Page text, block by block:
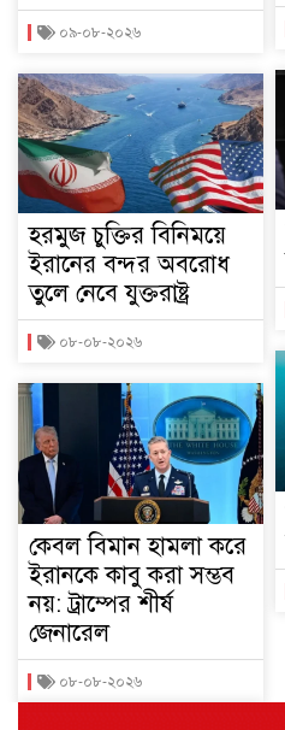
০৯-০৮-২০২৬
হরমুজ চুক্তির বিনিময়ে
ইরানের বন্দর অবরোধ
তুলে নেবে যুক্তরাষ্ট্র
০৮-০৮-২০২৬
কেবল বিমান হামলা করে
ইরানকে কাবু করা সম্ভব
নয়: ট্রাম্পের শীর্ষ
জেনারেল
০৮-০৮-২০২৬